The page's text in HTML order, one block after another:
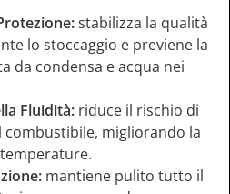
stabilizza la qualità
lo stoccaggio e previene la
da condensa e acqua nei
Fluidità: riduce il rischio di
combustibile, migliorando la
mantiene pulito tutto il